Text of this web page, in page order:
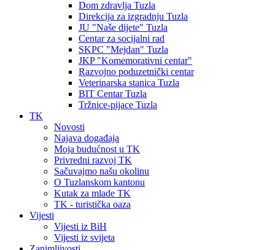
Dom zdravlja Tuzla
Direkcija za izgradnju Tuzla
JU "Naše dijete" Tuzla
Centar za socijalni rad
SKPC "Mejdan" Tuzla
JKP "Komemorativni centar"
Razvojno poduzetnički centar
Veterinarska stanica Tuzla
BIT Centar Tuzla
Tržnice-pijace Tuzla
TK
Novosti
Najava događaja
Moja budućnost u TK
Privredni razvoj TK
Sačuvajmo našu okolinu
O Tuzlanskom kantonu
Kutak za mlade TK
TK - turistička oaza
Vijesti
Vijesti iz BiH
Vijesti iz svijeta